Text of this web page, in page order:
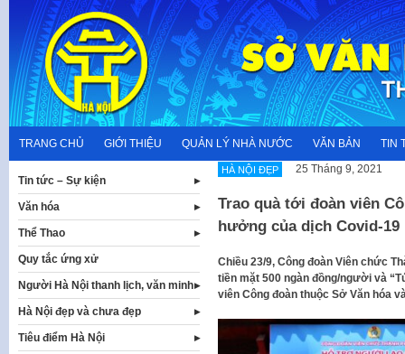
content
TRANG CHỦ GIỚI THIỆU QUẢN LÝ NHÀ NƯỚC VĂN BẢN TIN
HÀ NỘI ĐẸP 25 Tháng 9, 2021
Trao quà tới đoàn viên
hưởng của dịch Covid-19
Chiều 23/9, Công đoàn Viên chức
tiền mặt 500 ngàn đồng/người và
viên Công đoàn thuộc Sở Văn hóa
Tin tức – Sự kiện
Văn hóa
Thể Thao
Quy tắc ứng xử
Người Hà Nội thanh lịch, văn minh
Hà Nội đẹp và chưa đẹp
Tiêu điểm Hà Nội